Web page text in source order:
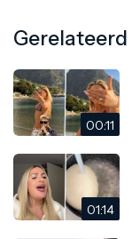
Gerelateerd
00:11
01:14